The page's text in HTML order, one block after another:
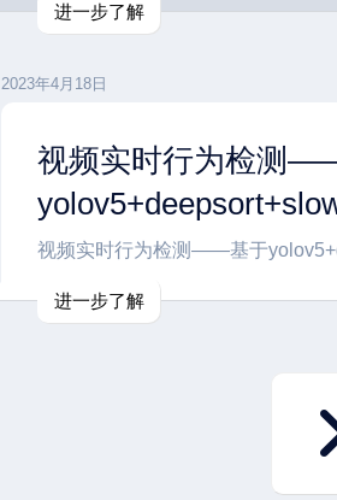
进一步了解
2023年4月18日
视频实时行为检测
视频实时行为检测——基于
进一步了解